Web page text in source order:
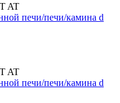
AT
печи/печи/камина d
AT
печи/печи/камина d